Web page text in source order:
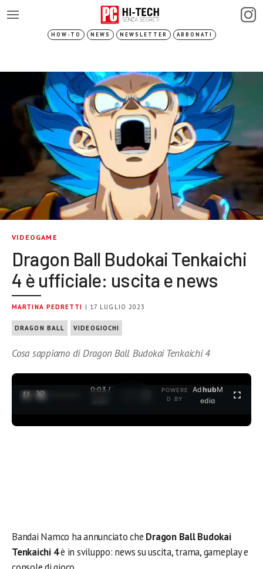
HOW-TO NEWS NEWSLETTER ABBONATI
VIDEOGAME
Dragon Ball Budokai Tenkaichi
4 è ufficiale: uscita e news
MARTINA PEDRETTI | 17 LUGLIO 2023
DRAGON BALL VIDEOGIOCHI
Cosa sappiamo di Dragon Ball Budokai Tenkaichi 4
0:04 /
3:37
POWERE
D BY
AdhubM
edia
Bandai Namco ha annunciato che Dragon Ball Budokai
Tenkaichi 4è in sviluppo: news su uscita, trama, gameplay e